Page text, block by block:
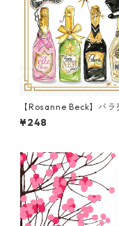
【Rosanne Beck】バラ
枚 カクテルサイズ ペー
プキン New Years
¥248